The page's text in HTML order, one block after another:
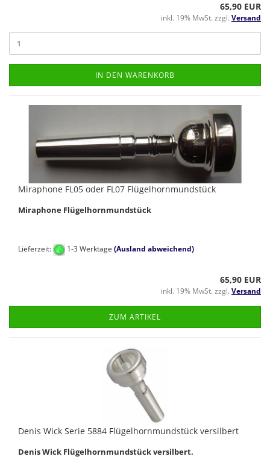
65,90 EUR
inkl. 19% MwSt. zzgl. Versand
IN DEN WARENKORB
Miraphone FL05 oder FL07 Flügelhornmundstück
Miraphone Flügelhornmundstück
Lieferzeit: 1-3 Werktage (Ausland abweichend)
65,90 EUR
inkl. 19% MwSt. zzgl. Versand
ZUM ARTIKEL
Denis Wick Serie 5884 Flügelhornmundstück versilbert
Denis Wick Flügelhornmundstück versilbert.